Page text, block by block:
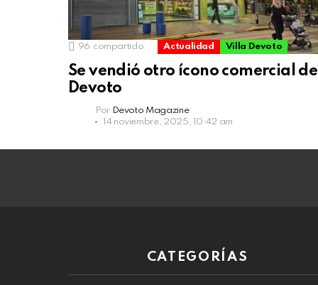
96 compartido Actualidad Villa Devoto
Se vendió otro ícono comercial de
Devoto
Por Devoto Magazine
14 noviembre, 2025, 10:42 am
CATEGORÍAS